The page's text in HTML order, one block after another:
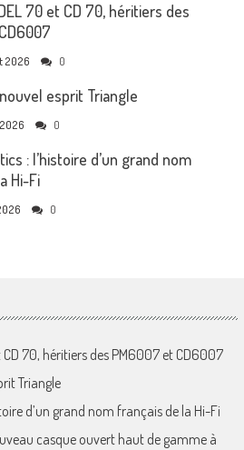
70 et CD 70, héritiers des
2026 0
esprit Triangle
0
: l’histoire d’un grand nom
Hi-Fi
0
CD 70, héritiers des PM6007 et CD6007
Triangle
d’un grand nom français de la Hi-Fi
casque ouvert haut de gamme à